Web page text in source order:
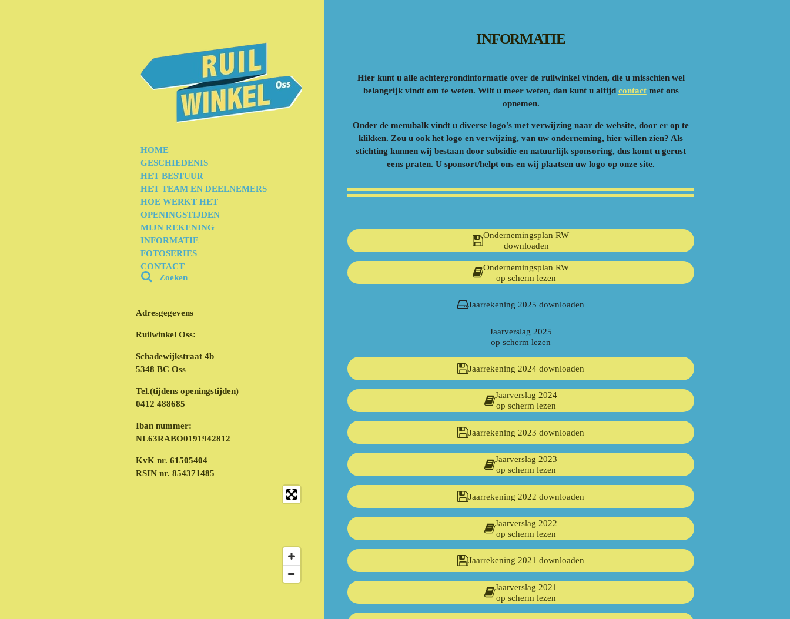
INFORMATIE
Hier kunt u alle achtergrondinformatie over de ruilwinkel vinden, die u misschien wel
belangrijk vindt om te weten. Wilt u meer weten, dan kunt u altijd contactmet ons
opnemen.
Onder de menubalk vindt u diverse logo's met verwijzing naar de website, door er op te
klikken. Zou u ook het logo en verwijzing, van uw onderneming, hier willen zien? Als
stichting kunnen wij bestaan door subsidie en natuurlijk sponsoring, dus komt u gerust
eens praten. U sponsort/helpt ons en wij plaatsen uw logo op onze site.
Ondernemingsplan RW
downloaden
Ondernemingsplan RW
op scherm lezen
Jaarrekening 2025 downloaden
Jaarverslag 2025
op scherm lezen
Jaarrekening 2024 downloaden
Jaarverslag 2024
op scherm lezen
Jaarrekening 2023 downloaden
Jaarverslag 2023
op scherm lezen
Jaarrekening 2022 downloaden
Jaarverslag 2022
op scherm lezen
Jaarrekening 2021 downloaden
Jaarverslag 2021
op scherm lezen
HOME
GESCHIEDENIS
HET BESTUUR
HET TEAM EN DEELNEMERS
HOE WERKT HET
OPENINGSTIJDEN
MIJN REKENING
INFORMATIE
FOTOSERIES
CONTACT
Zoeken
Adresgegevens
Ruilwinkel Oss:
Schadewijkstraat 4b
5348 BC Oss
Tel.(tijdens openingstijden)
0412 488685
Iban nummer:
NL63RABO0191942812
KvK nr. 61505404
RSIN nr. 854371485